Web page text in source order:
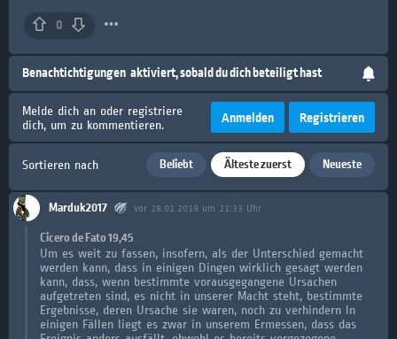
0
Benachtichtigungen aktiviert, sobald du dich beteiligt hast
Melde dich an oder registriere
dich, um zu kommentieren.
Anmelden Registrieren
Sortieren nach Beliebt Älteste zuerst Neueste
Marduk2017 vor 28.01.2019 um 21:33 Uhr
Cicero de Fato 19,45
Um es weit zu fassen, insofern, als der Unterschied gemacht
werden kann, dass in einigen Dingen wirklich gesagt werden
kann, dass, wenn bestimmte vorausgegangene Ursachen
aufgetreten sind, es nicht in unserer Macht steht, bestimmte
Ergebnisse, deren Ursache sie waren, noch zu verhindern In
einigen Fällen liegt es zwar in unserem Ermessen, dass das